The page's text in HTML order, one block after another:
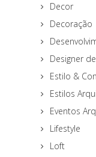
Decor
Decoração
Designer
Estilo &
Estilos
Eventos
Lifestyle
Loft